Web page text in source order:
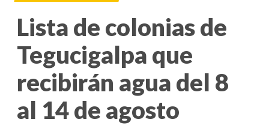
Lista de colonias de
Tegucigalpa que
recibirán agua del 8
al 14 de agosto